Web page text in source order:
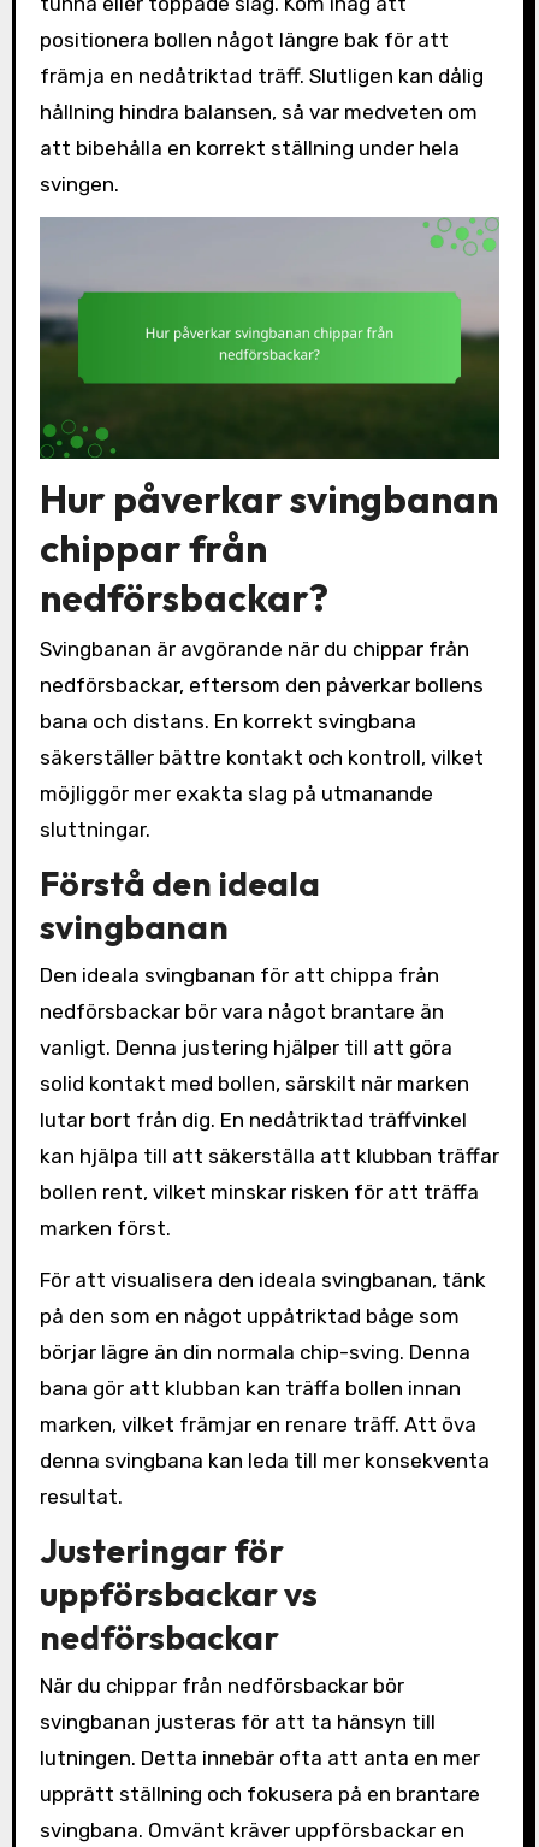
positionera bollen något längre bak för att
främja en nedåtriktad träff. Slutligen kan dålig
hållning hindra balansen, så var medveten om
att bibehålla en korrekt ställning under hela
svingen.
Hur påverkar svingbanan
chippar från
nedförsbackar?
Svingbanan är avgörande när du chippar från
nedförsbackar, eftersom den påverkar bollens
bana och distans. En korrekt svingbana
säkerställer bättre kontakt och kontroll, vilket
möjliggör mer exakta slag på utmanande
sluttningar.
Förstå den ideala
svingbanan
Den ideala svingbanan för att chippa från
nedförsbackar bör vara något brantare än
vanligt. Denna justering hjälper till att göra
solid kontakt med bollen, särskilt när marken
lutar bort från dig. En nedåtriktad träffvinkel
kan hjälpa till att säkerställa att klubban träffar
bollen rent, vilket minskar risken för att träffa
marken först.
För att visualisera den ideala svingbanan, tänk
på den som en något uppåtriktad båge som
börjar lägre än din normala chip-sving. Denna
bana gör att klubban kan träffa bollen innan
marken, vilket främjar en renare träff. Att öva
denna svingbana kan leda till mer konsekventa
resultat.
Justeringar för
uppförsbackar vs
nedförsbackar
När du chippar från nedförsbackar bör
svingbanan justeras för att ta hänsyn till
lutningen. Detta innebär ofta att anta en mer
upprätt ställning och fokusera på en brantare
svingbana. Omvänt kräver uppförsbackar en